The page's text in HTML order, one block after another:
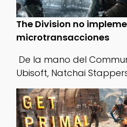
The Division no
microtransacciones
De la mano del
Ubisoft, Natchai